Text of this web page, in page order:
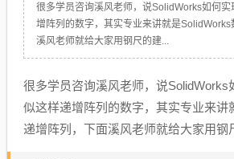
很多学员咨询溪风老师，说SolidWorks如何
增阵列的数字，其实专业来讲就是SolidWorks
溪风老师就给大家用钢尺的建...
很多学员咨询溪风老师，说SolidWorks
似这样递增阵列的数字，其实专业来讲
递增阵列，下面溪风老师就给大家用钢